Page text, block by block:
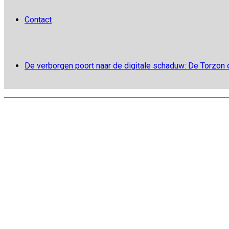
Contact
De verborgen poort naar de digitale schaduw: De Torzon